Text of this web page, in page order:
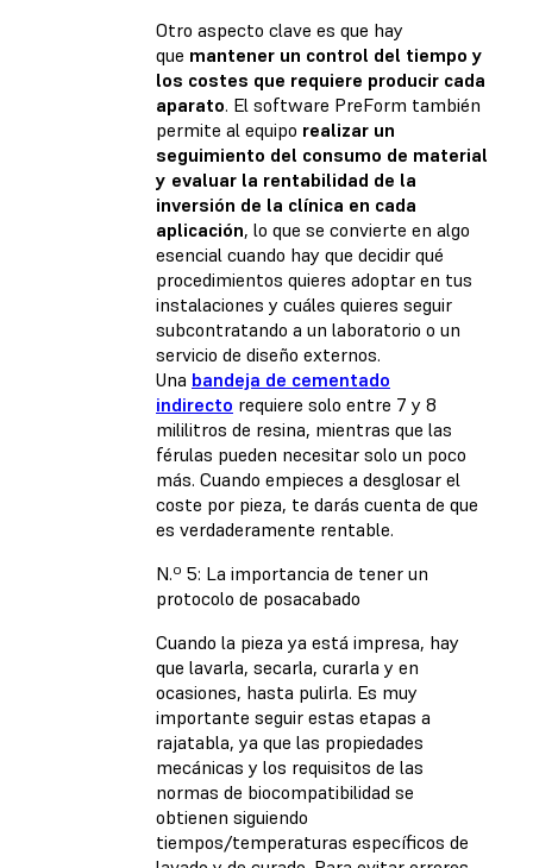
Otro aspecto clave es que hay
que mantener un control del tiempo y
los costes que requiere producir cada
aparato. El software PreForm también
permite al equipo realizar un
seguimiento del consumo de material
y evaluar la rentabilidad de la
inversión de la clínica en cada
aplicación, lo que se convierte en algo
esencial cuando hay que decidir qué
procedimientos quieres adoptar en tus
instalaciones y cuáles quieres seguir
subcontratando a un laboratorio o un
servicio de diseño externos.
Una bandeja de cementado
indirecto requiere solo entre 7 y 8
mililitros de resina, mientras que las
férulas pueden necesitar solo un poco
más. Cuando empieces a desglosar el
coste por pieza, te darás cuenta de que
es verdaderamente rentable.
N.º 5: La importancia de tener un
protocolo de posacabado
Cuando la pieza ya está impresa, hay
que lavarla, secarla, curarla y en
ocasiones, hasta pulirla. Es muy
importante seguir estas etapas a
rajatabla, ya que las propiedades
mecánicas y los requisitos de las
normas de biocompatibilidad se
obtienen siguiendo
tiempos/temperaturas específicos de